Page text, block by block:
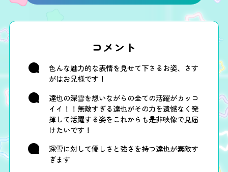
コメント
色んな魅力的な表情を見せて下さるお姿、さす
がはお兄様です！
達也の深雪を想いながらの全ての活躍がカッコ
イイ！！無敵すぎる達也がその力を遺憾なく発
揮して活躍する姿をこれからも是非映像で見届
けたいです！
深雪に対して優しさと強さを持つ達也が素敵す
ぎます